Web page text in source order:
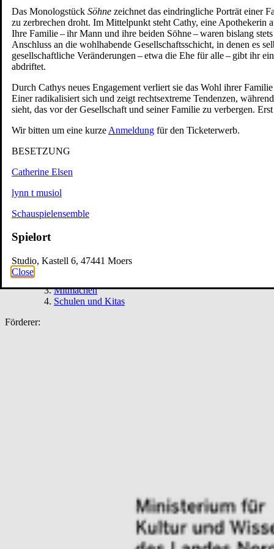
Das Monologstück Söhne zeichnet das eindringliche Porträt einer
zu zerbrechen droht. Im Mittelpunkt steht Cathy, eine Apothekerin
Ihre Familie – ihr Mann und ihre beiden Söhne – waren bislang
Anschluss an die wohlhabende Gesellschaftsschicht, in denen es
gesellschaftliche Veränderungen – etwa die Ehe für alle – gibt ihr
abdriftet.
Durch Cathys neues Engagement verliert sie das Wohl ihrer
Einer radikalisiert sich und zeigt rechtsextreme Tendenzen,
sieht, das vor der Gesellschaft und seiner Familie zu verbergen.
Wir bitten um eine kurze Anmeldung für den Ticketerwerb.
BESETZUNG
Catherine Elsen
lynn t musiol
Schauspielensemble
Spielort
Studio, Kastell 6, 47441 Moers
Close
Zum ewigen Frieden Marathonlesung mit
Publikumsbeteiligung
Tickets
Spielplan
Spielzeit
Kontakt
Ihr Besuch
Vorverkauf
Abendkasse
Tickets und Preise
Abonnements
Spielorte
Zugänglichkeit
Das Theater
Ensemble & Team
Kooperationen
Junges S.T.M.
Spielplan
Mitmachen
Schulen und Kitas
Förderer: